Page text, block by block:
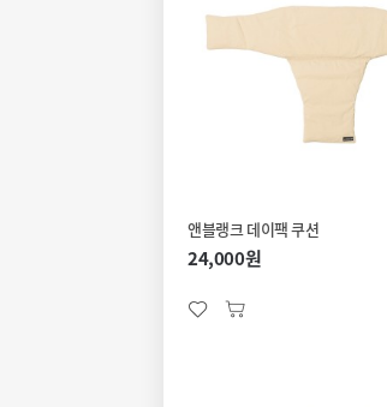
앤블랭크 데이팩 쿠션
24,000원